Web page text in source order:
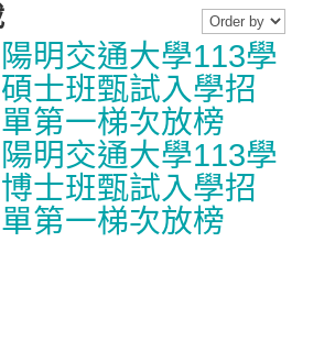
明交通大學113學
士班甄試入學招
第一梯次放榜
明交通大學113學
士班甄試入學招
第一梯次放榜